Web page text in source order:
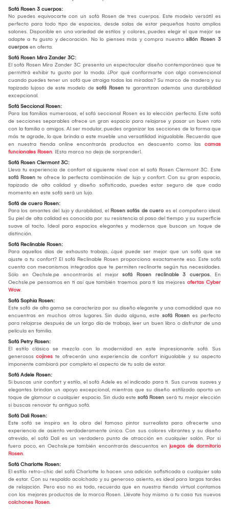
Sofá Rosen 3 cuerpos:
No puedes equivocarte con un sofá Rosen de tres cuerpos. Este modelo versátil es
perfecto para todo tipo de espacios, desde salas de estar pequeñas hasta amplios
salones. Disponible en una variedad de estilos y colores, puedes elegir el que mejor se
adapte a tu gusto y decoración. No lo pienses más y compra nuestro sillón Rosen 3
cuerpos en oferta.
Sofá Rosen Mira Zander 3C:
El sofá Rosen Mira Zander 3C presenta un espectacular diseño contemporáneo que te
permitirá exhibir tu gusto por la moda. ¿Por qué conformarte con algo convencional
cuando puedes tener un sofá que atraiga todas las miradas? Su marco de madera y su
tapizado lujoso de este modelo de sofá Rosen te garantizan además una durabilidad
excepcional.
Sofá Seccional Rosen:
Para las familias numerosas, el sofá seccional Rosen es la elección perfecta. Este sofá
de secciones separables ofrece un gran espacio para relajarse y pasar un buen rato
con la familia o amigos. Al ser modular, puedes organizar las secciones de la forma que
más te agrade, lo que brinda a este mueble una versatilidad inigualable. Recuerda que
en nuestra tienda online encontrarás productos en descuento como las camas
funcionales Rosen. ¡Esta marca no deja de sorprender!.
Sofá Rosen Clermont 3C:
Lleva tu experiencia de confort al siguiente nivel con el sofá Rosen Clermont 3C. Este
sofá Rosen te ofrece la perfecta combinación de lujo y confort. Con su gran espacio,
tapizado de alta calidad y diseño sofisticado, puedes estar seguro de que cada
momento en este sofá será un lujo.
Sofá de cuero Rosen:
Para los amantes del lujo y durabilidad, el Rosen sofás de cuero es el compañero ideal.
Su piel de alta calidad es conocida por su resistencia al paso del tiempo y su superficie
suave al tacto. Ideal para espacios elegantes y modernos que buscan un toque de
distinción.
Sofá Reclinable Rosen:
Para aquellos días de exhausto trabajo, ¿qué puede ser mejor que un sofá que se
ajuste a tu confort? El sofá Reclinable Rosen proporciona exactamente eso. Este sofá
cuenta con mecanismos integrados que te permiten reclinarte según tus necesidades.
Sólo en Oechsle.pe encontrarás el mejor sofá Rosen reclinable 3 cuerpos. En
Oechsle.pe pensamos en ti así que también traemos para ti las mejores ofertas Cyber
Wow.
Sofá Sophia Rosen:
Este sofá de alta gama se caracteriza por su diseño elegante y una comodidad que no
encuentras en muchos otros lugares. Sin duda alguna, este sofá Rosen es perfecto
para relajarse después de un largo día de trabajo, leer un buen libro o disfrutar de una
película en familia.
Sofá Petry Rosen:
El estilo clásico se mezcla con la modernidad en este impresionante sofá. Sus
generosos cojines te ofrecerán una experiencia de confort inigualable y su aspecto
imponente cambiará por completo el aspecto de tu sala de estar.
Sofá Adele Rosen:
Si buscas unir confort y estilo, el sofá Adele es el indicado para ti. Sus curvas suaves y
elegantes brindan un apoyo excepcional, mientras que su diseño estilizado aporta un
toque de glamour a cualquier espacio. Sin duda este sofá Rosen será tu mejor elección
si buscas renovar tu antiguo sofá.
Sofá Dali Rosen:
Este sofá se inspira en la obra del famoso pintor surrealista para ofrecerte una
experiencia de asiento verdaderamente única. Con sus colores vibrantes y su diseño
atrevido, el sofá Dali es un verdadero punto de atracción en cualquier salón. Por si
fuera poco, en Oechsle.pe también encontrarás descuentos en juegos de dormitorio
Rosen.
Sofá Charlotte Rosen:
El estilo retro-chic del sofá Charlotte lo hacen una adición sofisticada a cualquier sala
de estar. Con su respaldo acolchado y su generoso asiento, es ideal para largas tardes
de relajación. Pero eso no es todo, recuerda que en nuestra tienda virtual contamos
con los mejores productos de la marca Rosen. Llévate hoy mismo a tu casa tus nuevos
colchones Rosen.